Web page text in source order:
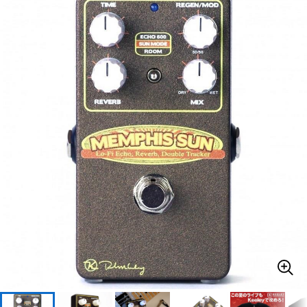
ベース ウクレレ
ドラム パーカッション
キーボード 電子ピアノ
管楽器 その他楽器
アンプ エフェクター
DJ機器 DTM